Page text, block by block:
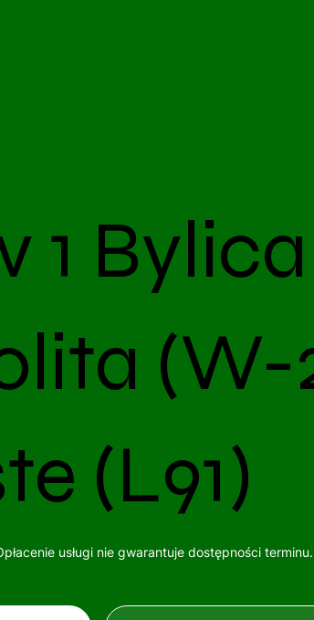
1 Bylica
(W-
(L91)
usługi nie gwarantuje dostępności terminu.